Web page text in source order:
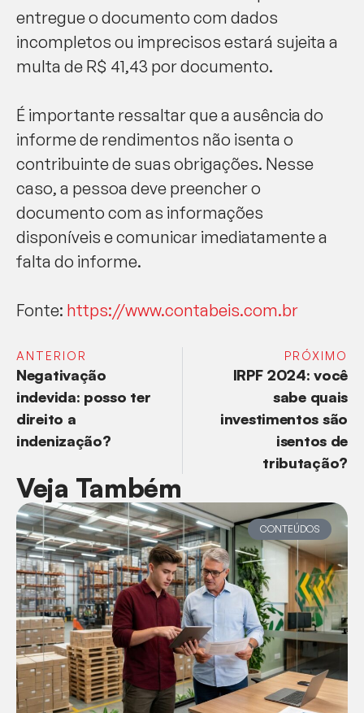
entregue o documento com dados
incompletos ou imprecisos estará sujeita a
multa de R$ 41,43 por documento.
É importante ressaltar que a ausência do
informe de rendimentos não isenta o
contribuinte de suas obrigações. Nesse
caso, a pessoa deve preencher o
documento com as informações
disponíveis e comunicar imediatamente a
falta do informe.
Fonte: https://www.contabeis.com.br
ANTERIOR
Negativação
indevida: posso ter
direito a
indenização?
PRÓXIMO
IRPF 2024: você
sabe quais
investimentos são
isentos de
tributação?
Veja Também
CONTEÚDOS